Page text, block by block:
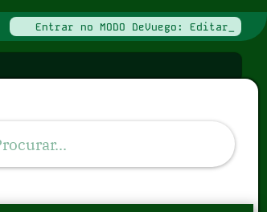
Entrar no MODO DeVuego: Editar_